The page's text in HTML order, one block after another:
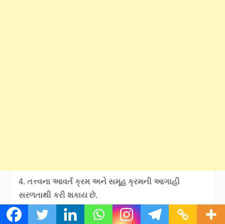
4. તત્ત્વના આવર્ત ક્રમ અને સમૂહ ક્રમની આગાહી
સરળતાથી કરી શકાય છે.
5. આ કોષ્ટક લગભગ ક્ષતિ રહિત છે.